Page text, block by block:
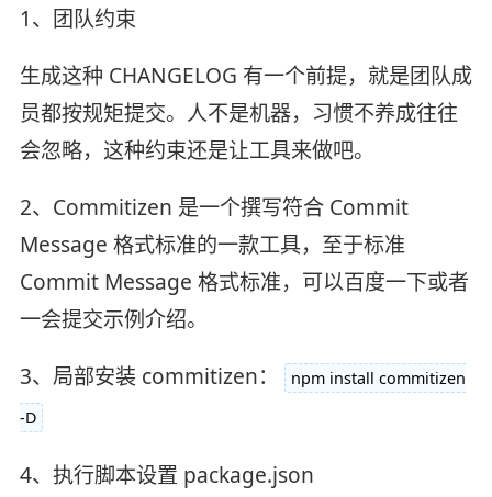
1、团队约束
生成这种 CHANGELOG 有一个前提，就是团队成
员都按规矩提交。人不是机器，习惯不养成往往
会忽略，这种约束还是让工具来做吧。
2、Commitizen 是一个撰写符合 Commit
Message 格式标准的一款工具，至于标准
Commit Message 格式标准，可以百度一下或者
一会提交示例介绍。
3、局部安装 commitizen：
npm install commitizen
-D
4、执行脚本设置 package.json